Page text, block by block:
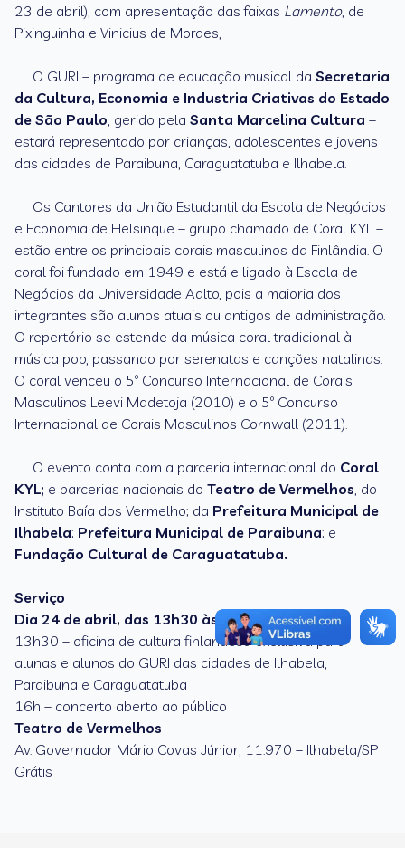
23 de abril), com apresentação das faixas Lamento, de
Pixinguinha e Vinicius de Moraes,
O GURI – programa de educação musical da Secretaria
da Cultura, Economia e Industria Criativas do Estado
de São Paulo, gerido pela Santa Marcelina Cultura –
estará representado por crianças, adolescentes e jovens
das cidades de Paraibuna, Caraguatatuba e Ilhabela.
Os Cantores da União Estudantil da Escola de Negócios
e Economia de Helsinque – grupo chamado de Coral KYL –
estão entre os principais corais masculinos da Finlândia. O
coral foi fundado em 1949 e está e ligado à Escola de
Negócios da Universidade Aalto, pois a maioria dos
integrantes são alunos atuais ou antigos de administração.
O repertório se estende da música coral tradicional à
música pop, passando por serenatas e canções natalinas.
O coral venceu o 5º Concurso Internacional de Corais
Masculinos Leevi Madetoja (2010) e o 5º Concurso
Internacional de Corais Masculinos Cornwall (2011).
O evento conta com a parceria internacional do Coral
KYL; e parcerias nacionais do Teatro de Vermelhos, do
Instituto Baía dos Vermelho; da Prefeitura Municipal de
Ilhabela; Prefeitura Municipal de Paraibuna; e
Fundação Cultural de Caraguatatuba.
Serviço
Dia 24 de abril, das 13h30 às 17h
13h30 – oficina de cultura finlandesa exclusiva para
alunas e alunos do GURI das cidades de Ilhabela,
Paraibuna e Caraguatatuba
16h – concerto aberto ao público
Teatro de Vermelhos
Av. Governador Mário Covas Júnior, 11.970 – Ilhabela/SP
Grátis